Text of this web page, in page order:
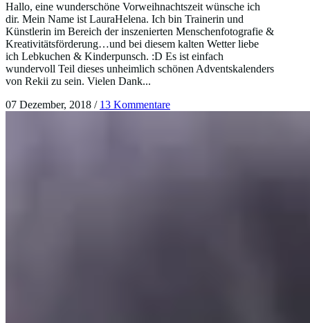
Hallo, eine wunderschöne Vorweihnachtszeit wünsche ich
dir. Mein Name ist LauraHelena. Ich bin Trainerin und
Künstlerin im Bereich der inszenierten Menschenfotografie &
Kreativitätsförderung…und bei diesem kalten Wetter liebe
ich Lebkuchen & Kinderpunsch. :D Es ist einfach
wundervoll Teil dieses unheimlich schönen Adventskalenders
von Rekii zu sein. Vielen Dank...
07 Dezember, 2018 / 13 Kommentare